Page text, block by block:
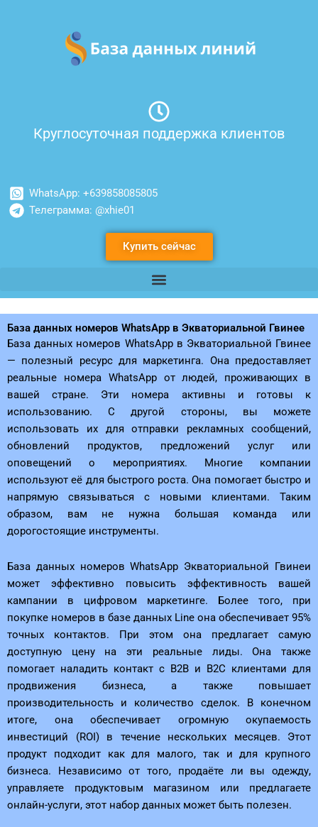
содержимому
Круглосуточная поддержка клиентов
WhatsApp: +639858085805
Телеграмма: @xhie01
Купить сейчас
База данных номеров WhatsApp в Экваториальной Гвинее
База данных номеров WhatsApp в Экваториальной Гвинее
— полезный ресурс для маркетинга. Она предоставляет
реальные номера WhatsApp от людей, проживающих в
вашей стране. Эти номера активны и готовы к
использованию. С другой стороны, вы можете
использовать их для отправки рекламных сообщений,
обновлений продуктов, предложений услуг или
оповещений о мероприятиях. Многие компании
используют её для быстрого роста. Она помогает быстро и
напрямую связываться с новыми клиентами. Таким
образом, вам не нужна большая команда или
дорогостоящие инструменты.
База данных номеров WhatsApp Экваториальной Гвинеи
может эффективно повысить эффективность вашей
кампании в цифровом маркетинге. Более того, при
покупке номеров в базе данных Line она обеспечивает 95%
точных контактов. При этом она предлагает самую
доступную цену на эти реальные лиды. Она также
помогает наладить контакт с B2B и B2C клиентами для
продвижения бизнеса, а также повышает
производительность и количество сделок. В конечном
итоге, она обеспечивает огромную окупаемость
инвестиций (ROI) в течение нескольких месяцев. Этот
продукт подходит как для малого, так и для крупного
бизнеса. Независимо от того, продаёте ли вы одежду,
управляете продуктовым магазином или предлагаете
онлайн-услуги, этот набор данных может быть полезен.